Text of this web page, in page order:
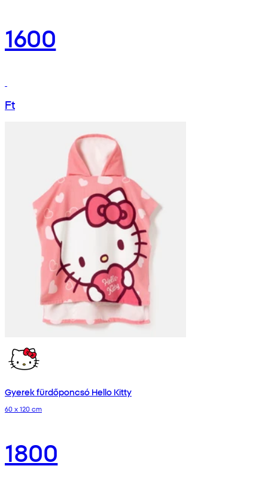
1600
Ft
Gyerek fürdőponcsó Hello Kitty
60 x 120 cm
1800